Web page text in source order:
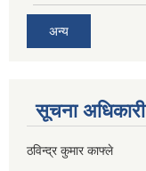
अन्य
सूचना अधिकारी
ठविन्द्र कुमार काफ्ले